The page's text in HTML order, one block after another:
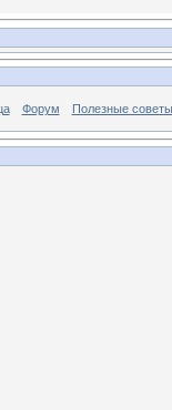
Форум Полезные советы